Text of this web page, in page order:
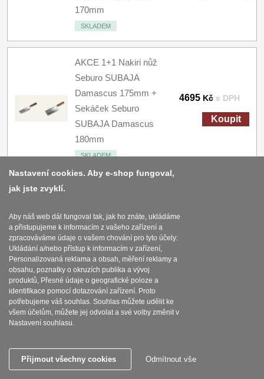
170mm
SKLADEM
AKCE 1+1 Nakiri nůž
Seburo SUBAJA
Damascus 175mm +
Sekáček Seburo
SUBAJA Damascus
180mm
SKLADEM
4695 Kč s DPH
Koupit
SARADA Damascus
95mm + Nakiri nůž
Seburo SARADA
Damascus 170mm
SKLADEM
Damascus 170mm +
Šéfkuchařský nůž
5820
Nastavení cookies. Aby e-shop fungoval,
jak jste zvyklí.
Aby náš web dál fungoval tak, jak ho znáte, ukládáme
a přistupujeme k informacím z vašeho zařízení a
zpracováváme údaje o vašem chování pro tyto účely:
Ukládání a/nebo přístup k informacím v zařízení,
Personalizovaná reklama a obsah, měření reklamy a
obsahu, poznatky o okruzích publika a vývoj
produktů, Přesné údaje o geografické poloze a
identifikace pomocí dotazování zařízení. Proto
potřebujeme váš souhlas. Souhlas můžete udělit ke
všem účelům, můžete jej odvolat a své volby změnit v
Nastavení souhlasu.
Přijmout všechny cookies Odmítnout vše